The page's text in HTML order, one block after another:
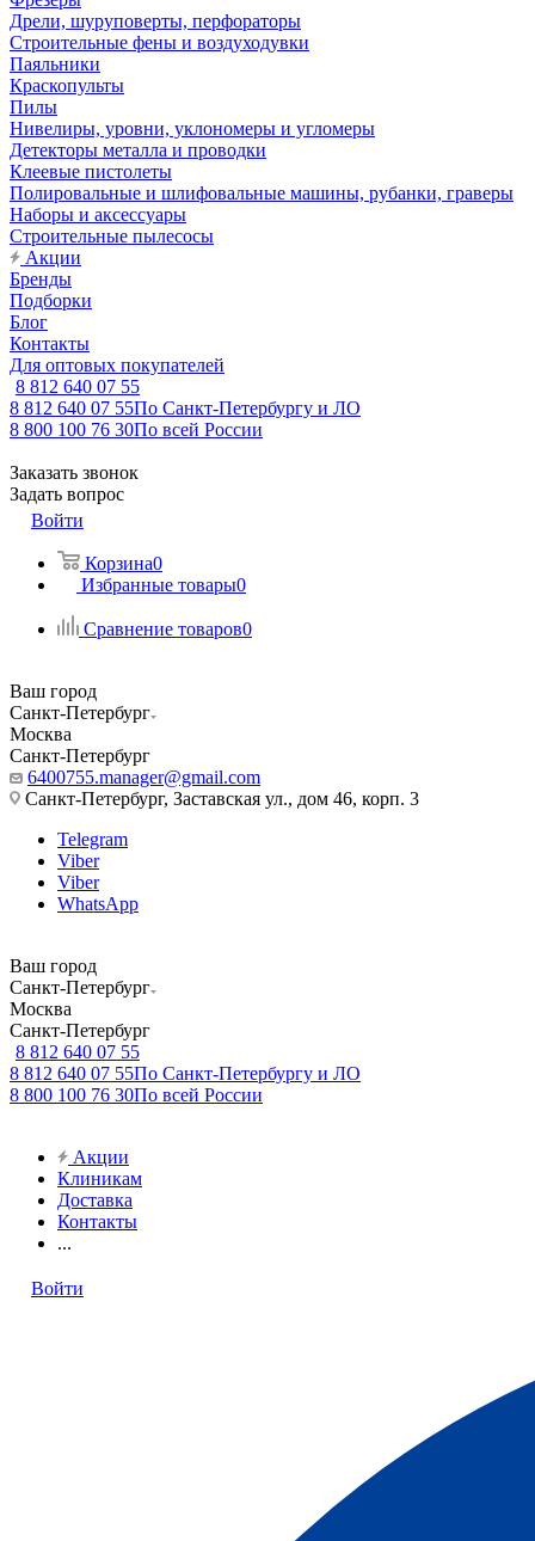
Дрели, шуруповерты, перфораторы
Строительные фены и воздуходувки
Паяльники
Краскопульты
Пилы
Нивелиры, уровни, уклономеры и угломеры
Детекторы металла и проводки
Клеевые пистолеты
Полировальные и шлифовальные машины, рубанки, граверы
Наборы и аксессуары
Строительные пылесосы
Акции
Бренды
Подборки
Блог
Контакты
Для оптовых покупателей
8 812 640 07 55
8 812 640 07 55По Санкт-Петербургу и ЛО
8 800 100 76 30По всей России
Заказать звонок
Задать вопрос
Войти
Корзина0
Избранные товары0
Сравнение товаров0
Ваш город
Санкт-Петербург
Москва
Санкт-Петербург
6400755.manager@gmail.com
Санкт-Петербург, Заставская ул., дом 46, корп. 3
Telegram
Viber
Viber
WhatsApp
Ваш город
Санкт-Петербург
Москва
Санкт-Петербург
8 812 640 07 55
8 812 640 07 55По Санкт-Петербургу и ЛО
8 800 100 76 30По всей России
Акции
Клиникам
Доставка
Контакты
...
Войти